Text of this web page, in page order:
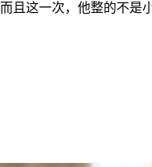
且这一次，他整的不